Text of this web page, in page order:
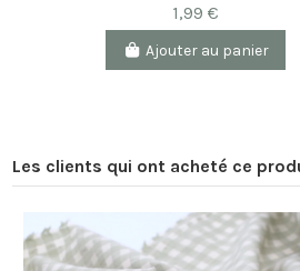
1,99 €
Ajouter au panier
Les clients qui ont acheté ce